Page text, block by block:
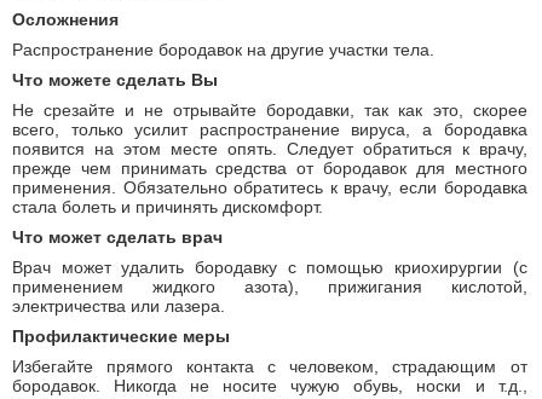
Осложнения
Распространение бородавок на другие участки тела.
Что можете сделать Вы
Не срезайте и не отрывайте бородавки, так как это, скорее
всего, только усилит распространение вируса, а бородавка
появится на этом месте опять. Следует обратиться к врачу,
прежде чем принимать средства от бородавок для местного
применения. Обязательно обратитесь к врачу, если бородавка
стала болеть и причинять дискомфорт.
Что может сделать врач
Врач может удалить бородавку с помощью криохирургии (с
применением жидкого азота), прижигания кислотой,
электричества или лазера.
Профилактические меры
Избегайте прямого контакта с человеком, страдающим от
бородавок. Никогда не носите чужую обувь, носки и т.д.,